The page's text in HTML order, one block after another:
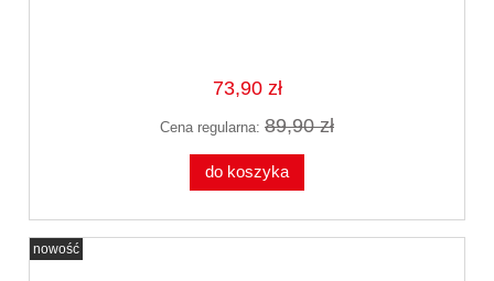
73,90 zł
Cena regularna: 89,90 zł
do koszyka
nowość